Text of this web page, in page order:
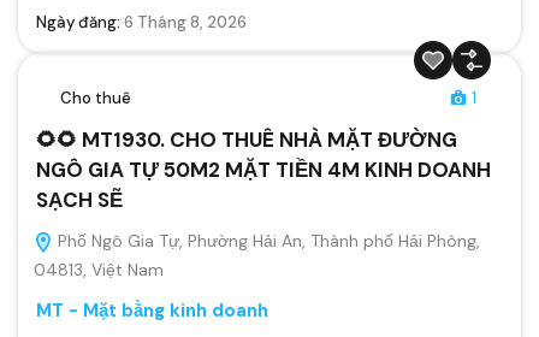
Ngày đăng: 6 Tháng 8, 2026
Cho thuê 1
🌻🌻 MT1930. CHO THUÊ NHÀ MẶT ĐƯỜNG
NGÔ GIA TỰ 50M2 MẶT TIỀN 4M KINH DOANH
SẠCH SẼ
Phố Ngô Gia Tự, Phường Hải An, Thành phố Hải Phòng,
04813, Việt Nam
MT - Mặt bằng kinh doanh